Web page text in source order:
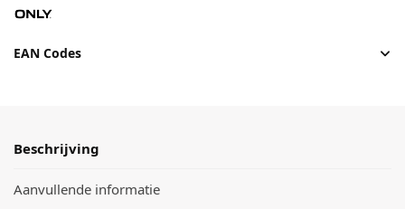
EAN Codes
Beschrijving
Aanvullende informatie